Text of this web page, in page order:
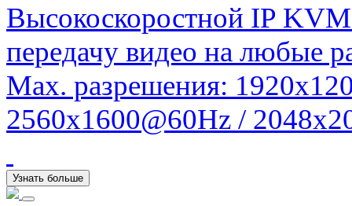
Высокоскоростной IP
передачу видео на любые
Max. разрешения:
2560x1600@60Hz /
Узнать больше